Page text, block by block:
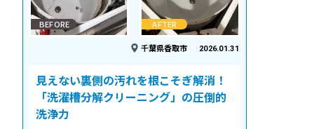
BEFORE AFTER
千葉県香取市 2026.01.31
見えない裏側の汚れを根こそぎ解消！
「洗濯槽分解クリーニング」の圧倒的
洗浄力